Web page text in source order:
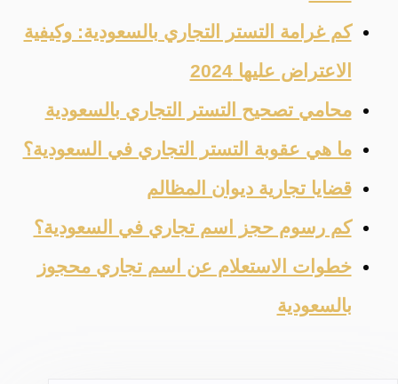
كم غرامة التستر التجاري بالسعودية: وكيفية
الاعتراض عليها 2024
محامي تصحيح التستر التجاري بالسعودية
ما هي عقوبة التستر التجاري في السعودية؟
قضايا تجارية ديوان المظالم
كم رسوم حجز اسم تجاري في السعودية؟
خطوات الاستعلام عن اسم تجاري محجوز
بالسعودية